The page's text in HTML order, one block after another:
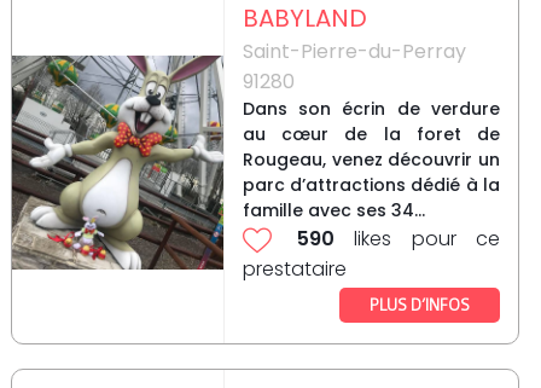
BABYLAND
Saint-Pierre-du-Perray
91280
Dans son écrin de verdure
au cœur de la foret de
Rougeau, venez découvrir un
parc d’attractions dédié à la
famille avec ses 34...
590 likes pour ce
prestataire
PLUS D’INFOS